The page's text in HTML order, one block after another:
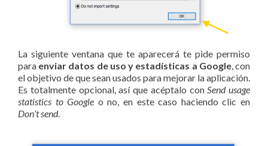
La siguiente ventana que te aparecerá te pide permiso
para enviar datos de uso y estadísticas a Google, con
el objetivo de que sean usados para mejorar la aplicación.
Es totalmente opcional, así que acéptalo con Send usage
statistics to Google o no, en este caso haciendo clic en
Don’t send.